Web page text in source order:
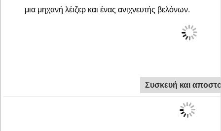
μια μηχανή λέιζερ και ένας ανιχνευτής βελόνων.
Συσκευή και